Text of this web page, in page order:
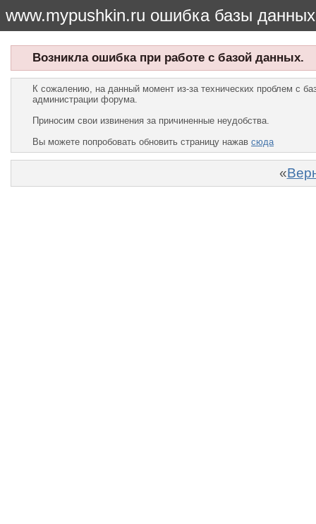
www.mypushkin.ru ошибка базы данных
Возникла ошибка при работе с базой данных.
К сожалению, на данный момент из-за технических проблем с
администрации форума.
Приносим свои извинения за причиненные неудобства.
Вы можете попробовать обновить страницу нажав сюда
«